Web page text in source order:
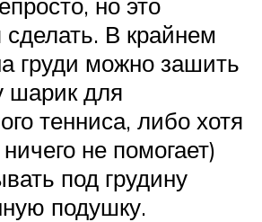
сделать. В крайнем
груди можно зашить
шарик для
тенниса, либо хотя
не помогает)
под грудину
подушку.